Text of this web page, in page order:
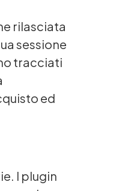
rilasciata
sessione
tracciati
ed
I plugin